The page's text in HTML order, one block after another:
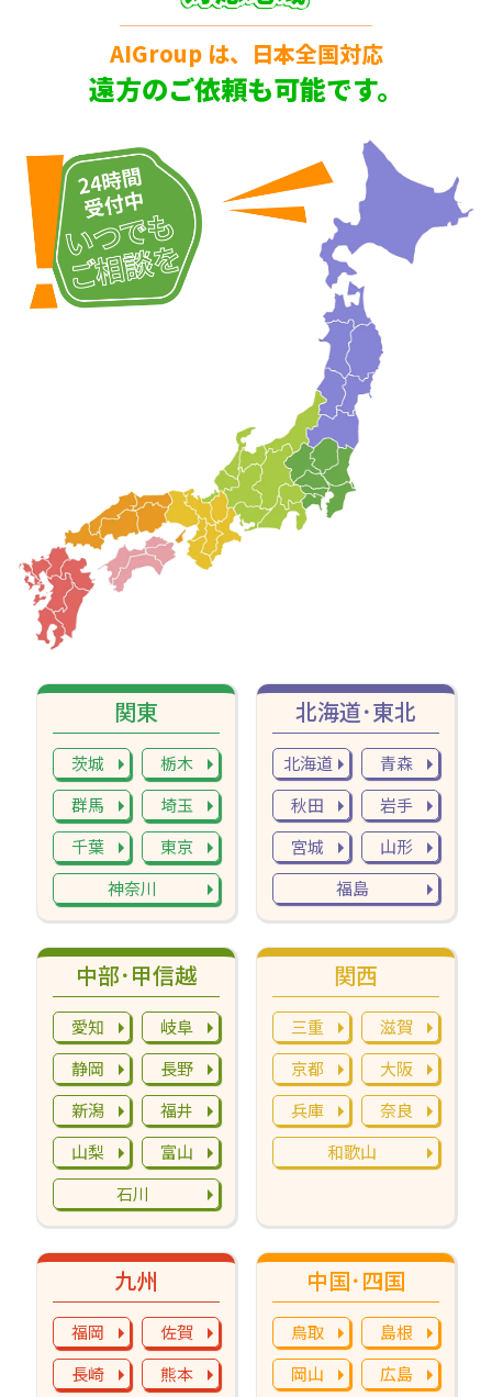
AIGroup は、日本全国対応
遠方のご依頼も可能です。
九州
福岡
佐賀
長崎
熊本
中国･四国
鳥取
島根
岡山
広島
中部･甲信越
愛知
岐阜
静岡
長野
新潟
福井
山梨
富山
石川
関西
三重
滋賀
京都
大阪
兵庫
奈良
和歌山
関東
茨城
栃木
群馬
埼玉
千葉
東京
神奈川
北海道･東北
北海道
青森
秋田
岩手
宮城
山形
福島